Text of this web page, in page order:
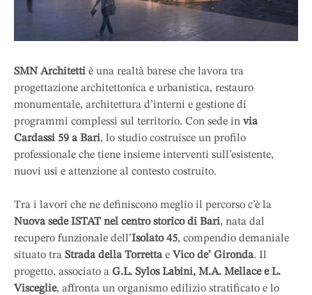
SMN Architetti è una realtà barese che lavora tra
progettazione architettonica e urbanistica, restauro
monumentale, architettura d’interni e gestione di
programmi complessi sul territorio. Con sede invia
Cardassi 59 a Bari, lo studio costruisce un profilo
professionale che tiene insieme interventi sull’esistente,
nuovi usi e attenzione al contesto costruito.
Tra i lavori che ne definiscono meglio il percorso c’è la
Nuova sede ISTAT nel centro storico di Bari, nata dal
recupero funzionale dell’Isolato 45, compendio demaniale
situato tra Strada della TorrettaeVico de’ Gironda. Il
progetto, associato a G.L. Sylos Labini, M.A. Mellace e L.
Visceglie, affronta un organismo edilizio stratificato e lo